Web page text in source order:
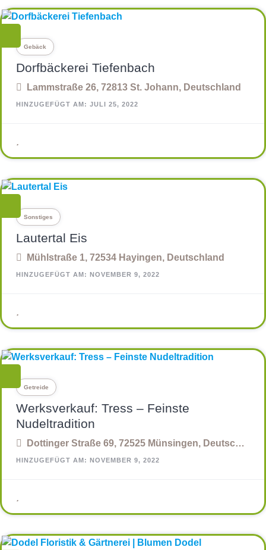
Gebäck
Dorfbäckerei Tiefenbach
Lammstraße 26, 72813 St. Johann, Deutschland
HINZUGEFÜGT AM: JULI 25, 2022
Sonstiges
Lautertal Eis
Mühlstraße 1, 72534 Hayingen, Deutschland
HINZUGEFÜGT AM: NOVEMBER 9, 2022
Getreide
Werksverkauf: Tress – Feinste
Nudeltradition
Dottinger Straße 69, 72525 Münsingen, Deutschland
HINZUGEFÜGT AM: NOVEMBER 9, 2022